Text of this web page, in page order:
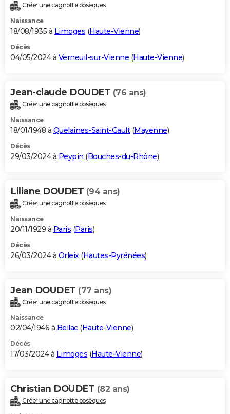
Créer une cagnotte obsèques
Naissance
18/08/1935 à Limoges (Haute-Vienne)
Décès
04/05/2024 à Verneuil-sur-Vienne (Haute-Vienne)
Jean-claude DOUDET (76 ans)
Créer une cagnotte obsèques
Naissance
18/01/1948 à Quelaines-Saint-Gault(Mayenne)
Décès
29/03/2024 à Peypin (Bouches-du-Rhône)
Liliane DOUDET (94 ans)
Créer une cagnotte obsèques
Naissance
20/11/1929 à Paris (Paris)
Décès
26/03/2024 à Orleix (Hautes-Pyrénées)
Jean DOUDET (77 ans)
Créer une cagnotte obsèques
Naissance
02/04/1946 à Bellac(Haute-Vienne)
Décès
17/03/2024 à Limoges (Haute-Vienne)
Christian DOUDET (82 ans)
Créer une cagnotte obsèques